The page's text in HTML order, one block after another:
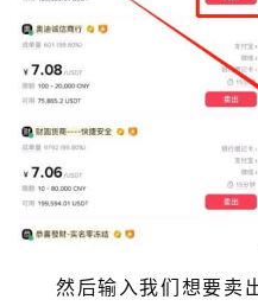
然后输入我们想要卖